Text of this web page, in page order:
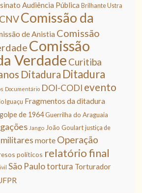
Audiência Pública Brilhante Ustra
CNVComissão da
de Anistia Comissão
Comissão
Verdade Curitiba
Ditadura Ditadura
Documentário DOI-CODI evento
Iguaçu Fragmentos da ditadura
golpe de 1964Guerrilha do Araguaia
Jango João Goulart justiça de
militares morte Operação
políticos relatório final
São Paulotortura Torturador